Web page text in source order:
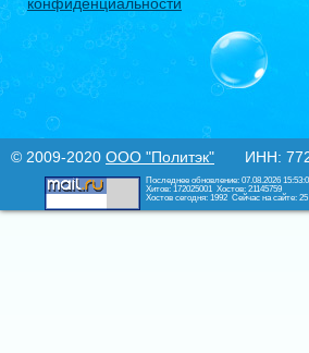
© 2009-2020 ООО "Политэк" ИНН:
Последнее обновление: 07.08.2026
Хитов: 172025001 Хостов: 21145759
Хостов сегодня: 1992 Сейчас на сайте: 25